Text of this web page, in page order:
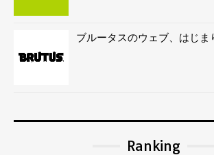
ブルータスのウェブ、はじま
Ranking